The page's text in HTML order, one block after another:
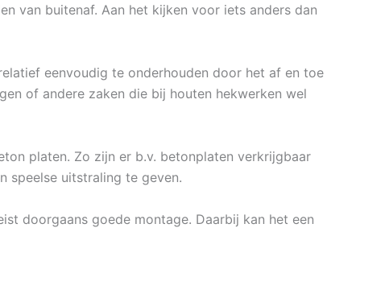
van buitenaf. Aan het kijken voor iets anders dan
eenvoudig te onderhouden door het af en toe
of andere zaken die bij houten hekwerken wel
platen. Zo zijn er b.v. betonplaten verkrijgbaar
speelse uitstraling te geven.
doorgaans goede montage. Daarbij kan het een